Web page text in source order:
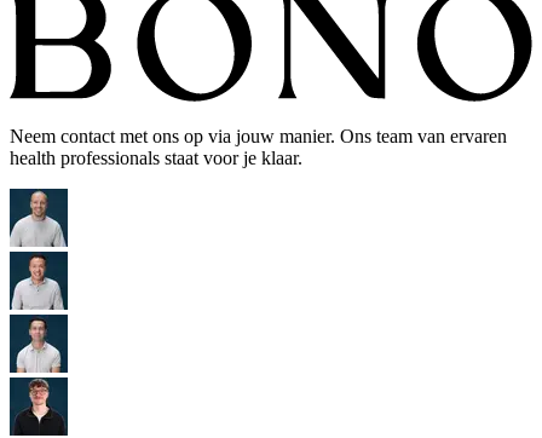
Neem contact met ons op via jouw manier. Ons team van ervaren
health professionals staat voor je klaar.